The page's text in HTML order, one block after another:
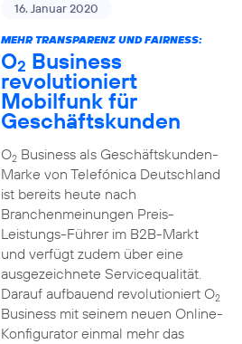
16. Januar 2020
MEHR TRANSPARENZ UND FAIRNESS:
O2 Business
revolutioniert
Mobilfunk für
Geschäftskunden
O2Business als Geschäftskunden-
Marke von Telefónica Deutschland
ist bereits heute nach
Branchenmeinungen Preis-
Leistungs-Führer im B2B-Markt
und verfügt zudem über eine
ausgezeichnete Servicequalität.
Darauf aufbauend revolutioniert O2
Business mit seinem neuen Online-
Konfigurator einmal mehr das